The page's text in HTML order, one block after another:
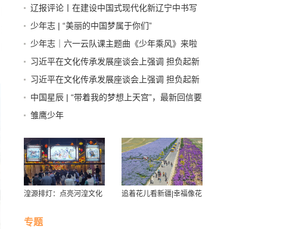
辽报评论丨在建设中国式现代化新辽宁中书写
青春华章
少年志 | “美丽的中国梦属于你们”
少年志｜六一云队课主题曲《少年乘风》来啦
习近平在文化传承发展座谈会上强调 担负起新
的文化使命 努力建设中华民族现代文明
习近平在文化传承发展座谈会上强调 担负起新
的文化使命 努力建设中华民族现代文明
中国星辰 | “带着我的梦想上天宫”，最新回信要
来了
雏鹰少年
湟源排灯：点亮河湟文化
追着花儿看新疆|幸福像花
专题